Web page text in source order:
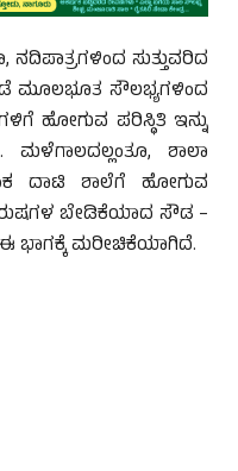
ನದಿಪಾತ್ರಗಳಿಂದ ಸುತ್ತುವರಿದ
ಕಡೆ ಮೂಲಭೂತ ಸೌಲಭ್ಯಗಳಿಂದ
ಹೋಗುವ ಪರಿಸ್ಥಿತಿ ಇನ್ನು
ಮಳೆಗಾಲದಲ್ಲಂತೂ, ಶಾಲಾ
ದಾಟಿ ಶಾಲೆಗೆ ಹೋಗುವ
ಬೇಡಿಕೆಯಾದ ಸೌಡ –
ಈ ಭಾಗಕ್ಕೆ ಮರೀಚಿಕೆಯಾಗಿದೆ.